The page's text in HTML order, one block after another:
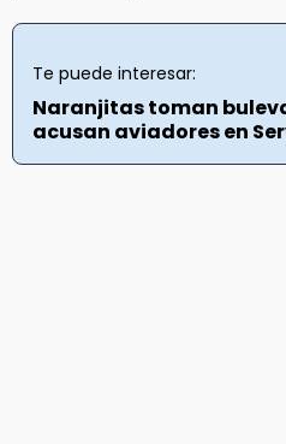
Te puede interesar:
Naranjitas toman
acusan aviadores en